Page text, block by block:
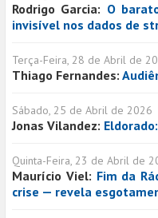
Rodrigo Garcia: O
invisível nos dados de
Terça-Feira, 28 de Abril de
Thiago Fernandes:
Sábado, 25 de Abril de 2026
Jonas Vilandez:
Quinta-Feira, 23 de Abril de
Maurício Viel: Fim da
crise — revela